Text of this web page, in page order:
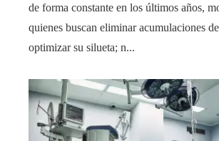
de forma constante en los últimos años,
quienes buscan eliminar acumulaciones
optimizar su silueta; n...